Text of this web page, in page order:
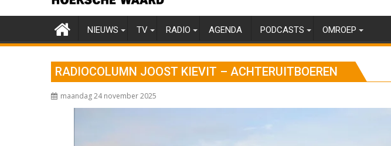
NIEUWS TV RADIO AGENDA PODCASTS OMROEP
RADIOCOLUMN JOOST KIEVIT – ACHTERUITBOEREN
maandag 24 november 2025